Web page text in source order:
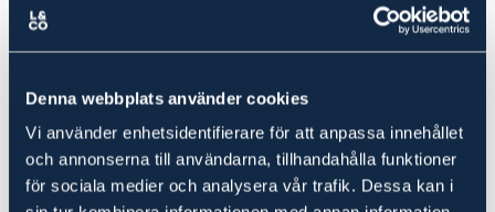
Denna webbplats använder cookies
Vi använder enhetsidentifierare för att anpassa innehållet
och annonserna till användarna, tillhandahålla funktioner
för sociala medier och analysera vår trafik. Dessa kan i
Ludvig & Co Fastighetsförmedling är landets största förmedlare av
skog- och lantbruksfastigheter. Vi hjälper också varje år många
kunder att köpa en fastighet genom att ge rådgivning till spekulanter
i form av köp- och investeringskalkyler samt värdering.